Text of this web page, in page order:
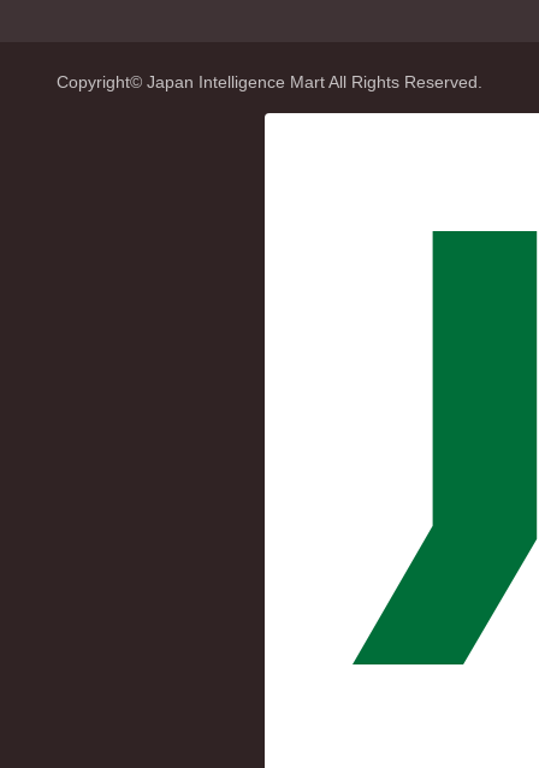
Copyright© Japan Intelligence Mart All Rights Reserved.